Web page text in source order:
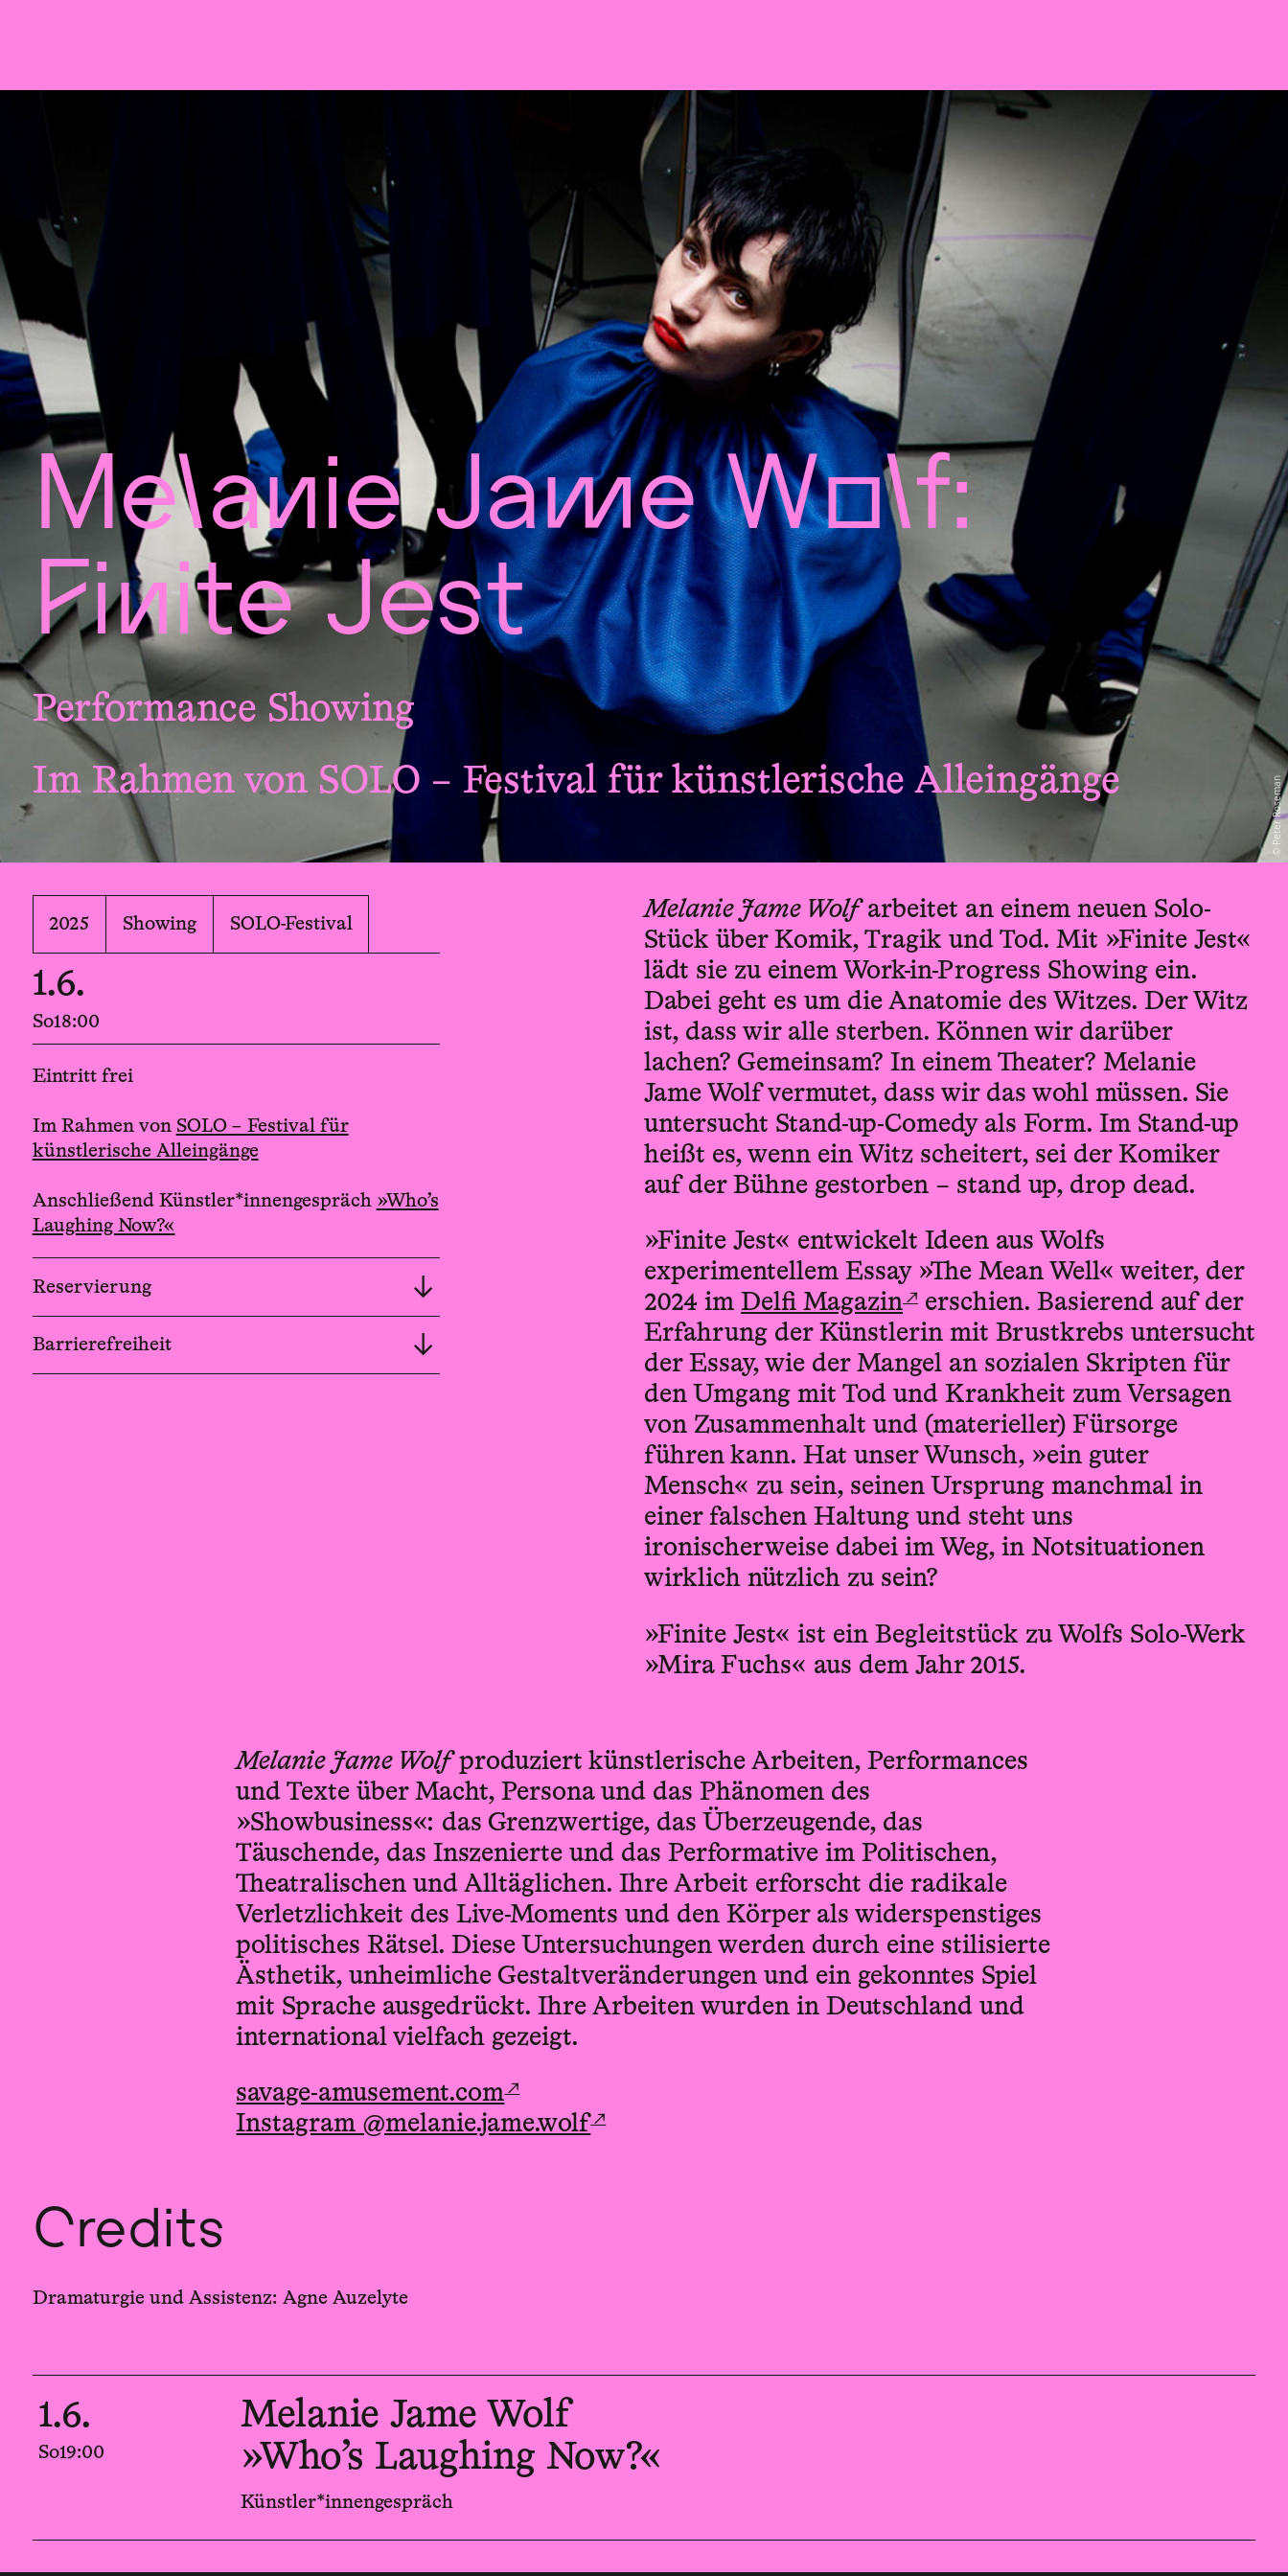
Peter Roseman
Melanie Jame Wolf:
Finite Jest
Performance Showing
Im Rahmen von SOLO – Festival für künstlerische Alleingänge
2025 Showing SOLO-Festival
1.6.
So18:00
Eintritt frei
Im Rahmen von SOLO – Festival für
künstlerische Alleingänge
Anschließend Künstler*innengespräch »Who’s
Laughing Now?«
Reservierung
Barrierefreiheit
Melanie Jame Wolfarbeitet an einem neuen Solo-
Stück über Komik, Tragik und Tod. Mit »Finite Jest«
lädt sie zu einem Work-in-Progress Showing ein.
Dabei geht es um die Anatomie des Witzes. Der Witz
ist, dass wir alle sterben. Können wir darüber
lachen? Gemeinsam? In einem Theater? Melanie
Jame Wolf vermutet, dass wir das wohl müssen. Sie
untersucht Stand-up-Comedy als Form. Im Stand-up
heißt es, wenn ein Witz scheitert, sei der Komiker
auf der Bühne gestorben – stand up, drop dead.
»Finite Jest« entwickelt Ideen aus Wolfs
experimentellem Essay »The Mean Well« weiter, der
2024 im Delfi Magazin ↗erschien. Basierend auf der
Erfahrung der Künstlerin mit Brustkrebs untersucht
der Essay, wie der Mangel an sozialen Skripten für
den Umgang mit Tod und Krankheit zum Versagen
von Zusammenhalt und (materieller) Fürsorge
führen kann. Hat unser Wunsch, »ein guter
Mensch« zu sein, seinen Ursprung manchmal in
einer falschen Haltung und steht uns
ironischerweise dabei im Weg, in Notsituationen
wirklich nützlich zu sein?
»Finite Jest« ist ein Begleitstück zu Wolfs Solo-Werk
»Mira Fuchs« aus dem Jahr 2015.
Melanie Jame Wolfproduziert künstlerische Arbeiten, Performances
und Texte über Macht, Persona und das Phänomen des
»Showbusiness«: das Grenzwertige, das Überzeugende, das
Täuschende, das Inszenierte und das Performative im Politischen,
Theatralischen und Alltäglichen. Ihre Arbeit erforscht die radikale
Verletzlichkeit des Live-Moments und den Körper als widerspenstiges
politisches Rätsel. Diese Untersuchungen werden durch eine stilisierte
Ästhetik, unheimliche Gestaltveränderungen und ein gekonntes Spiel
mit Sprache ausgedrückt. Ihre Arbeiten wurden in Deutschland und
international vielfach gezeigt.
savage-amusement.com ↗
Instagram @melanie.jame.wolf↗
Credits
Dramaturgie und Assistenz: Agne Auzelyte
1.6.
So19:00
Melanie Jame Wolf
»Who’s Laughing Now?«
Künstler*innengespräch